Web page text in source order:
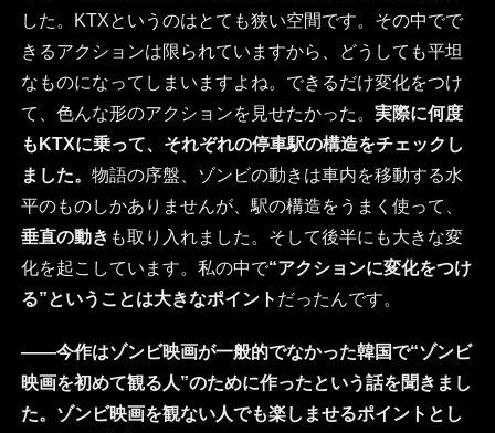
した。KTXというのはとても狭い空間です。その中でで
きるアクションは限られていますから、どうしても平坦
なものになってしまいますよね。できるだけ変化をつけ
て、色んな形のアクションを見せたかった。 実際に何度
もKTXに乗って、それぞれの停車駅の構造をチェックし
ました。 物語の序盤、ゾンビの動きは車内を移動する水
平のものしかありませんが、駅の構造をうまく使って、
垂直の動き も取り入れました。そして後半にも大きな変
化を起こしています。私の中で“アクションに変化をつけ
る”ということは大きなポイント だったんです。
――今作はゾンビ映画が一般的でなかった韓国で“ゾンビ
映画を初めて観る人”のために作ったという話を聞きまし
た。ゾンビ映画を観ない人でも楽しませるポイントとし